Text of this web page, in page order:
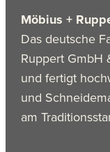
Möbius +
Das deutsche
Ruppert GmbH
und fertigt
und
am